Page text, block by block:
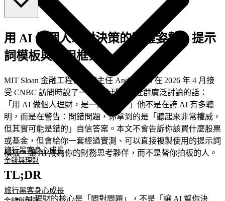
旅行黑客身心成長
金錢與理財
旅行黑客身心成長
用 AI 做個人理財決策的正確姿勢：提示
詞模板與使用框架
MIT Sloan 金融工程實驗室主任 Andrew Lo 在 2026 年 4 月接
受 CNBC 訪問時說了一句讓全球理財社群廣泛討論的話：
「用 AI 做個人理財，是一門藝術。」他不是在誇 AI 有多聰
明，而是在警告：問錯問題，你拿到的是「聽起來非常權威，
但其實可能是錯的」自信答案。本文不會告訴你該買什麼股票
或基金，但會給你一套經過實測、可以直接複製使用的提示詞
模板，讓 AI 成為你的財務思考夥伴，而不是替你拍板的人。
TL;DR
AI 理財的核心是「問對問題」，不是「讓 AI 幫你決